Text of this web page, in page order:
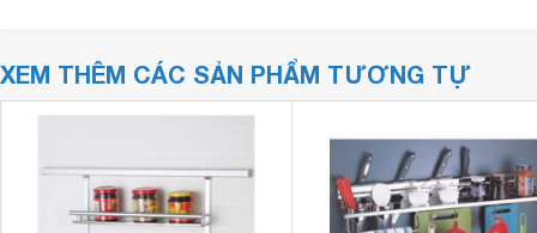
XEM THÊM CÁC SẢN PHẨM TƯƠNG TỰ